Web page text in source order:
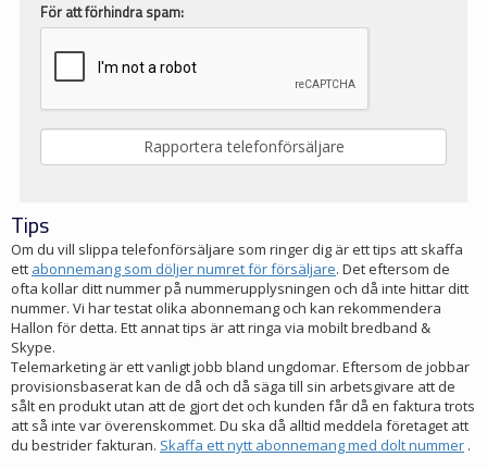
För att förhindra spam:
Tips
Om du vill slippa telefonförsäljare som ringer dig är ett tips att skaffa
ett abonnemang som döljer numret för försäljare. Det eftersom de
ofta kollar ditt nummer på nummerupplysningen och då inte hittar ditt
nummer. Vi har testat olika abonnemang och kan rekommendera
Hallon för detta. Ett annat tips är att ringa via mobilt bredband &
Skype.
Telemarketing är ett vanligt jobb bland ungdomar. Eftersom de jobbar
provisionsbaserat kan de då och då säga till sin arbetsgivare att de
sålt en produkt utan att de gjort det och kunden får då en faktura trots
att så inte var överenskommet. Du ska då alltid meddela företaget att
du bestrider fakturan. Skaffa ett nytt abonnemang med dolt nummer .